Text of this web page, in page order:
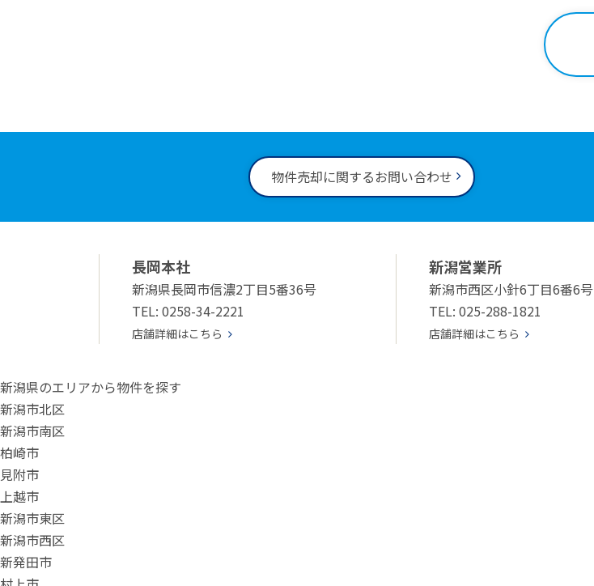
物件売却に関するお問い合わせ
長岡本社
新潟県長岡市信濃2丁目5番36号
TEL: 0258-34-2221
店舗詳細はこちら
新潟営業所
新潟市西区小針6丁目6番6号
TEL: 025-288-1821
店舗詳細はこちら
新潟県のエリアから物件を探す
新潟市北区
新潟市南区
柏崎市
見附市
上越市
新潟市東区
新潟市西区
新発田市